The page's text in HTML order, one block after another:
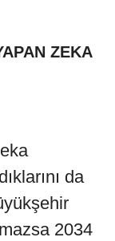
ZEKA
da
2034